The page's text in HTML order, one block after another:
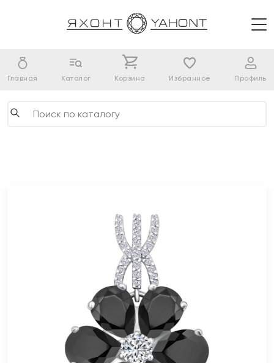
Главная Каталог Корзина Избранное Профиль